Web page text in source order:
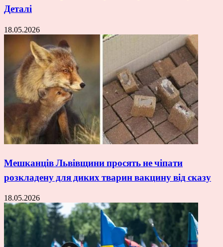
Деталі
18.05.2026
Мешканців Львівщини просять не чіпати
розкладену для диких тварин вакцину від сказу
18.05.2026